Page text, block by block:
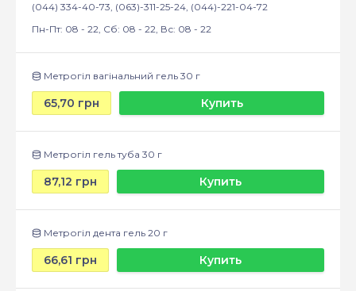
(044) 334-40-73, (063)-311-25-24, (044)-221-04-72
Пн-Пт: 08 - 22, Сб: 08 - 22, Вс: 08 - 22
Метрогіл вагінальний гель 30 г
65,70 грн Купить
Метрогіл гель туба 30 г
87,12 грн Купить
Метрогіл дента гель 20 г
66,61 грн Купить